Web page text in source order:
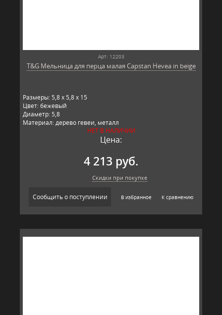
Арт: 12203
T&G Мельница для перца малая Capstan Hevea in beige
Размеры: 5,8 x 5,8 x 15
Цвет: бежевый
Диаметр: 5,8
Материал: дерево гевеи, металл
Производитель: T&G, Великобритания
НЕТ В НАЛИЧИИ
Цена:
4 213 руб.
Скидки при покупке
Сообщить о поступлении В избранное К сравнению